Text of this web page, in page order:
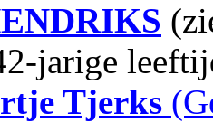
jarige
Tjerks